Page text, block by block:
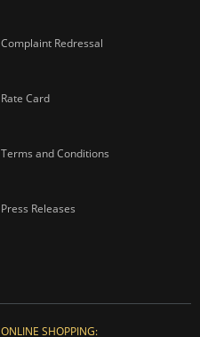
Complaint Redressal
Rate Card
Terms and Conditions
Press Releases
ONLINE SHOPPING: